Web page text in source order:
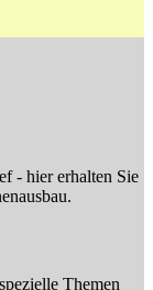
- hier erhalten Sie
Themen